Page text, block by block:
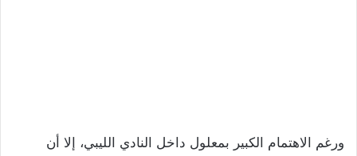
ورغم الاهتمام الكبير بمعلول داخل النادي الليبي، إلا أن